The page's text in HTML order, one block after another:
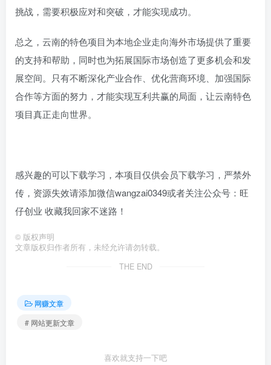
挑战，需要积极应对和突破，才能实现成功。
总之，云南的特色项目为本地企业走向海外市场提供了重要
的支持和帮助，同时也为拓展国际市场创造了更多机会和发
展空间。只有不断深化产业合作、优化营商环境、加强国际
合作等方面的努力，才能实现互利共赢的局面，让云南特色
项目真正走向世界。
感兴趣的可以下载学习，本项目仅供会员下载学习，严禁外
传，资源失效请添加微信wangzai0349或者关注公众号：旺
仔创业 收藏我回家不迷路！
© 版权声明
文章版权归作者所有，未经允许请勿转载。
THE END
网赚文章
# 网站更新文章
喜欢就支持一下吧